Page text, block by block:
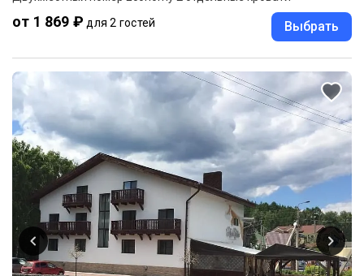
от 1 869 ₽ для 2 гостей Выбрать